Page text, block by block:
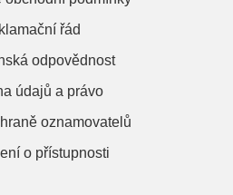
řád
odpovědnost
údajů a právo
oznamovatelů
o přístupnosti